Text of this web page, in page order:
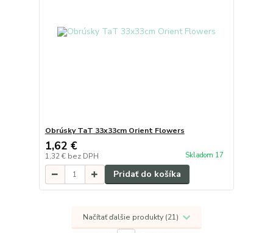
Obrúsky TaT 33x33cm Orient Flowers
1,62 €
1,32 € bez DPH Skladom 17
Pridať do košíka
Načítať ďalšie produkty (21)